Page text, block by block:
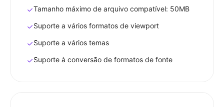
Tamanho máximo de arquivo compatível: 50MB
Suporte a vários formatos de viewport
Suporte a vários temas
Suporte à conversão de formatos de fonte